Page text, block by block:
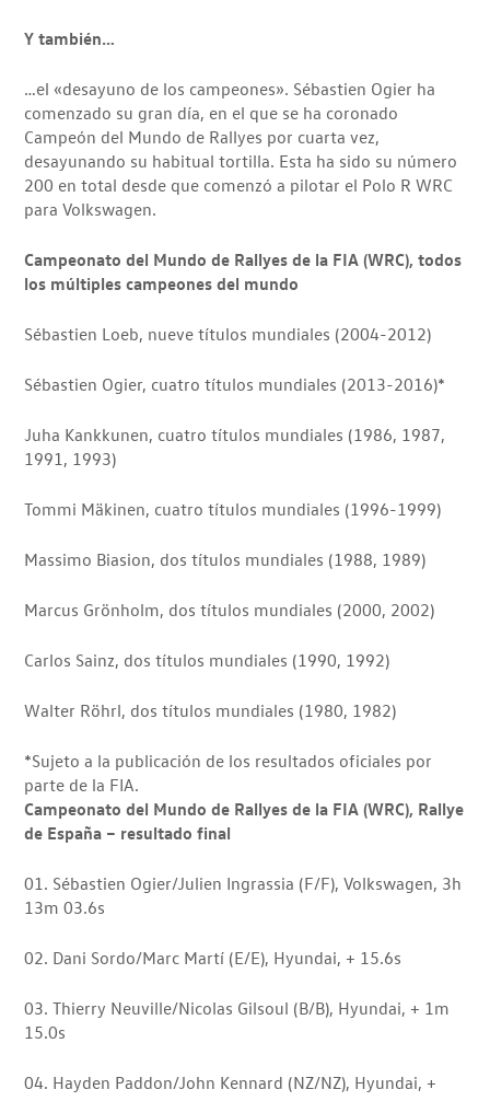
Y también…
…el «desayuno de los campeones». Sébastien Ogier ha
comenzado su gran día, en el que se ha coronado
Campeón del Mundo de Rallyes por cuarta vez,
desayunando su habitual tortilla. Esta ha sido su número
200 en total desde que comenzó a pilotar el Polo R WRC
para Volkswagen.
Campeonato del Mundo de Rallyes de la FIA (WRC), todos
los múltiples campeones del mundo
Sébastien Loeb, nueve títulos mundiales (2004-2012)
Sébastien Ogier, cuatro títulos mundiales (2013-2016)*
Juha Kankkunen, cuatro títulos mundiales (1986, 1987,
1991, 1993)
Tommi Mäkinen, cuatro títulos mundiales (1996-1999)
Massimo Biasion, dos títulos mundiales (1988, 1989)
Marcus Grönholm, dos títulos mundiales (2000, 2002)
Carlos Sainz, dos títulos mundiales (1990, 1992)
Walter Röhrl, dos títulos mundiales (1980, 1982)
*Sujeto a la publicación de los resultados oficiales por
parte de la FIA.
Campeonato del Mundo de Rallyes de la FIA (WRC), Rallye
de España – resultado final
01. Sébastien Ogier/Julien Ingrassia (F/F), Volkswagen, 3h
13m 03.6s
02. Dani Sordo/Marc Martí (E/E), Hyundai, + 15.6s
03. Thierry Neuville/Nicolas Gilsoul (B/B), Hyundai, + 1m
15.0s
04. Hayden Paddon/John Kennard (NZ/NZ), Hyundai, +